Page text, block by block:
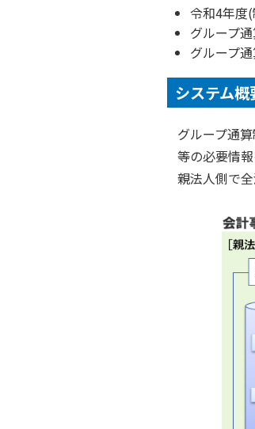
令和4年度(
グループ
グループ
システム概
グループ通
等の必要情
親法人側で